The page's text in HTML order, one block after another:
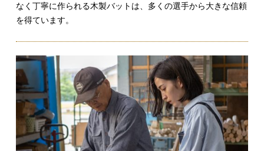
なく丁寧に作られる木製バットは、多くの選手から大きな信頼
を得ています。